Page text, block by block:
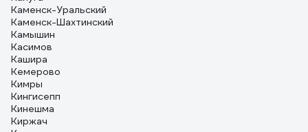
Каменск-Уральский
Каменск-Шахтинский
Камышин
Касимов
Кашира
Кемерово
Кимры
Кингисепп
Кинешма
Киржач